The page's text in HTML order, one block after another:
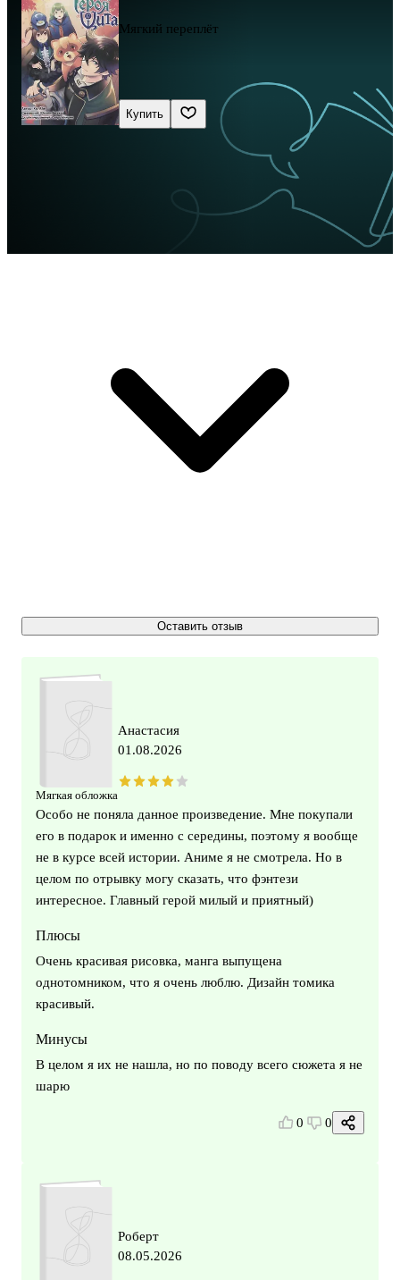
Мягкий переплёт
Купить
Оставить отзыв
Мягкая обложка
Анастасия
01.08.2026
Особо не поняла данное произведение. Мне покупали
его в подарок и именно с середины, поэтому я вообще
не в курсе всей истории. Аниме я не смотрела. Но в
целом по отрывку могу сказать, что фэнтези
интересное. Главный герой милый и приятный)
Плюсы
Очень красивая рисовка, манга выпущена
однотомником, что я очень люблю. Дизайн томика
красивый.
Минусы
В целом я их не нашла, но по поводу всего сюжета я не
шарю
0 0
Роберт
08.05.2026